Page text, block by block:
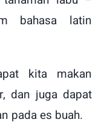
bahasa latin
kita makan
dan juga dapat
pada es buah.